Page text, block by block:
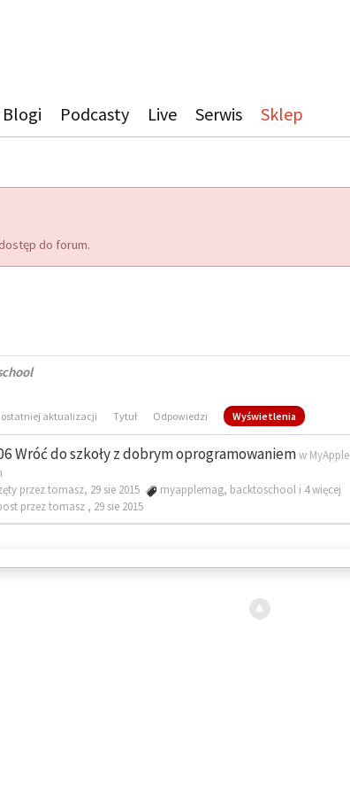
Blogi Podcasty Live Serwis Sklep
do forum.
ostatniej aktualizacji Tytuł Odpowiedzi Wyświetlenia
Wróć do szkoły z dobrym oprogramowaniemw MyApple
przez tomasz, 29 sie 2015
myapplemag, backtoschool i 4 więcej
przez tomasz , 29 sie 2015